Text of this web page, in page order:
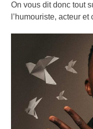
On vous dit donc tout
l’humouriste, acteur